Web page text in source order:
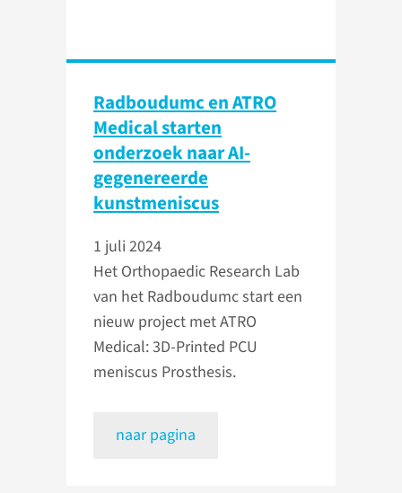
Radboudumc en ATRO
Medical starten
onderzoek naar AI-
gegenereerde
kunstmeniscus
1 juli 2024
Het Orthopaedic Research Lab
van het Radboudumc start een
nieuw project met ATRO
Medical: 3D-Printed PCU
meniscus Prosthesis.
naar pagina